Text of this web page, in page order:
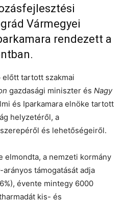
Vármegyei
rendezett a
előtt tartott szakmai
gazdasági miniszter és Nagy
és Iparkamara elnöke tartott
helyzetéről, a
és lehetőségeiről.
elmondta, a nemzeti kormány
arányos támogatását adja
évente mintegy 6000
kis- és